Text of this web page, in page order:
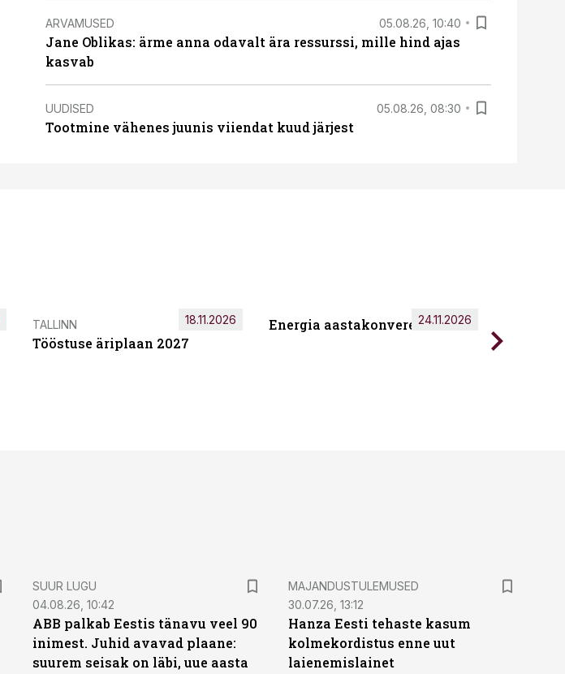
ARVAMUSED 05.08.26, 10:40
Jane Oblikas: ärme anna odavalt ära ressurssi, mille hind ajas
kasvab
UUDISED 05.08.26, 08:30
Tootmine vähenes juunis viiendat kuud järjest
TALLINN
Tööstuse äriplaan 2027
18.11.2026 Energia aastakonverents 2026
24.11.2026
SUUR LUGU
04.08.26, 10:42
ABB palkab Eestis tänavu veel 90
inimest. Juhid avavad plaane:
suurem seisak on läbi, uue aasta
MAJANDUSTULEMUSED
30.07.26, 13:12
Hanza Eesti tehaste kasum
kolmekordistus enne uut
laienemislainet